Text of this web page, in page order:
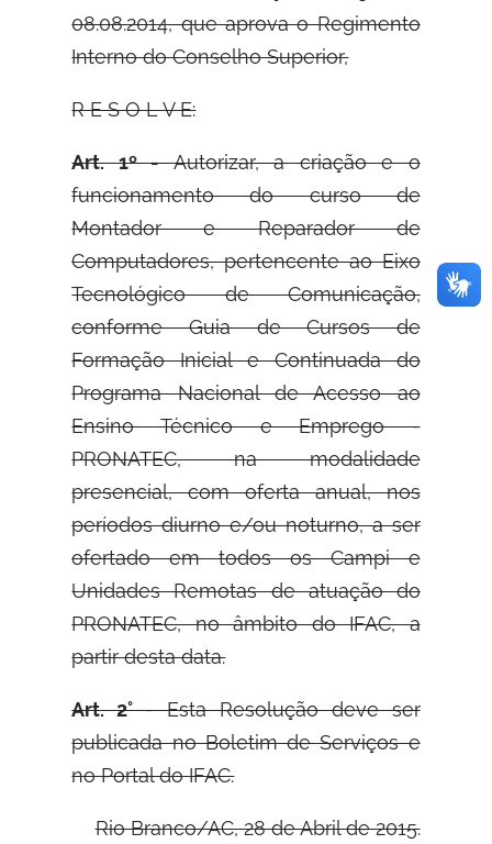
08.08.2014, que aprova o Regimento
Interno do Conselho Superior,
R E S O L V E:
Art. 1º -Autorizar, a criação e o
funcionamento do curso de
Montador e Reparador de
Computadores, pertencente ao Eixo
Tecnológico de Comunicação,
conforme Guia de Cursos de
Formação Inicial e Continuada do
Programa Nacional de Acesso ao
Ensino Técnico e Emprego -
PRONATEC, na modalidade
presencial, com oferta anual, nos
períodos diurno e/ou noturno, a ser
ofertado em todos os Campi e
Unidades Remotas de atuação do
PRONATEC, no âmbito do IFAC, a
partir desta data.
Art. 2°- Esta Resolução deve ser
publicada no Boletim de Serviços e
no Portal do IFAC.
Rio Branco/AC, 28 de Abril de 2015.